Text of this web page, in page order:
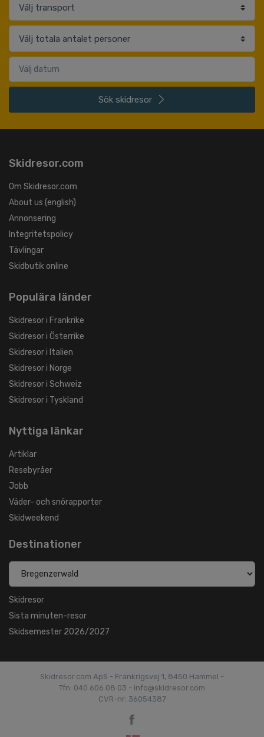
Sök skidresor
Skidresor.com
Om Skidresor.com
About us (english)
Annonsering
Integritetspolicy
Tävlingar
Skidbutik online
Populära länder
Skidresor i Frankrike
Skidresor i Österrike
Skidresor i Italien
Skidresor i Norge
Skidresor i Schweiz
Skidresor i Tyskland
Nyttiga länkar
Artiklar
Resebyråer
Jobb
Väder- och snörapporter
Skidweekend
Destinationer
Skidresor
Sista minuten-resor
Skidsemester 2026/2027
Skidresor.com ApS - Frankrigsvej 1, 8450 Hammel -
Tfn: 040 606 08 03 - info@skidresor.com
CVR-nr: 36054387